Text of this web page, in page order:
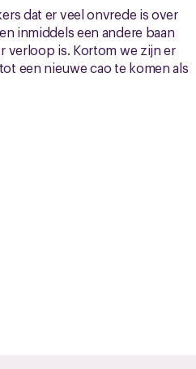
dat er veel onvrede is over
inmiddels een andere baan
verloop is. Kortom we zijn er
een nieuwe cao te komen als